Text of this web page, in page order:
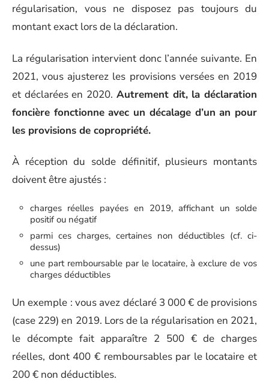
régularisation, vous ne disposez pas toujours du
montant exact lors de la déclaration.
La régularisation intervient donc l’année suivante. En
2021, vous ajusterez les provisions versées en 2019
et déclarées en 2020. Autrement dit, la déclaration
foncière fonctionne avec un décalage d’un an pour
les provisions de copropriété.
À réception du solde définitif, plusieurs montants
doivent être ajustés :
charges réelles payées en 2019, affichant un solde
positif ou négatif
parmi ces charges, certaines non déductibles (cf. ci-
dessus)
une part remboursable par le locataire, à exclure de vos
charges déductibles
Un exemple : vous avez déclaré 3 000 € de provisions
(case 229) en 2019. Lors de la régularisation en 2021,
le décompte fait apparaître 2 500 € de charges
réelles, dont 400 € remboursables par le locataire et
200 € non déductibles.